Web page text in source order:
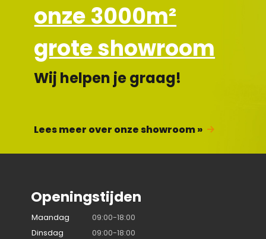
onze 3000m²
grote showroom
Wij helpen je graag!
Lees meer over onze showroom »
Openingstijden
Maandag
09:00-18:00
Dinsdag
09:00-18:00